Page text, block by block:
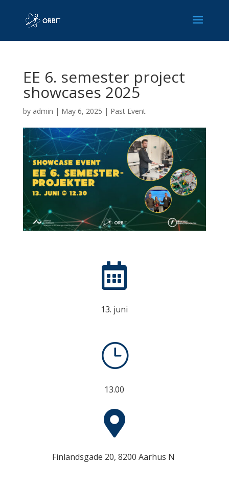
EE 6. semester project
showcases 2025
by admin | May 6, 2025 | Past Event

13. juni
}
13.00

Finlandsgade 20, 8200 Aarhus N